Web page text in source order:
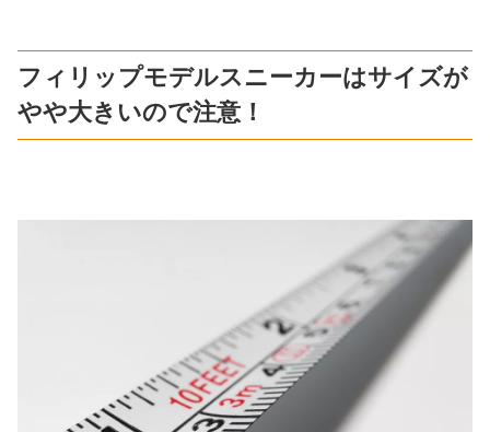
フィリップモデルスニーカーはサイズが
やや大きいので注意！